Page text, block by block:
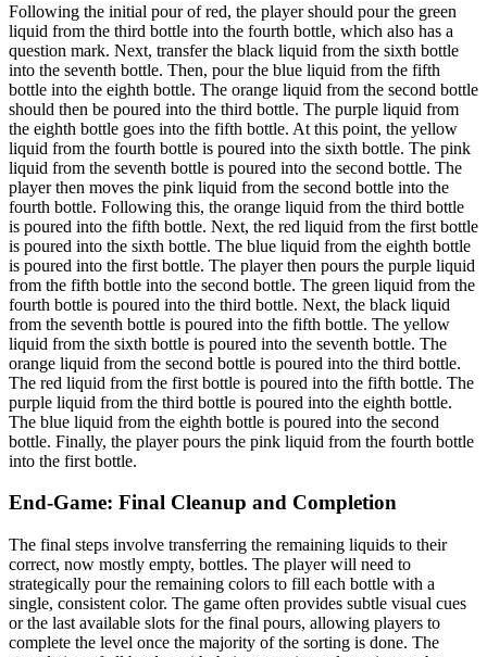
Following the initial pour of red, the player should pour the green
liquid from the third bottle into the fourth bottle, which also has a
question mark. Next, transfer the black liquid from the sixth bottle
into the seventh bottle. Then, pour the blue liquid from the fifth
bottle into the eighth bottle. The orange liquid from the second bottle
should then be poured into the third bottle. The purple liquid from
the eighth bottle goes into the fifth bottle. At this point, the yellow
liquid from the fourth bottle is poured into the sixth bottle. The pink
liquid from the seventh bottle is poured into the second bottle. The
player then moves the pink liquid from the second bottle into the
fourth bottle. Following this, the orange liquid from the third bottle
is poured into the fifth bottle. Next, the red liquid from the first bottle
is poured into the sixth bottle. The blue liquid from the eighth bottle
is poured into the first bottle. The player then pours the purple liquid
from the fifth bottle into the second bottle. The green liquid from the
fourth bottle is poured into the third bottle. Next, the black liquid
from the seventh bottle is poured into the fifth bottle. The yellow
liquid from the sixth bottle is poured into the seventh bottle. The
orange liquid from the second bottle is poured into the third bottle.
The red liquid from the first bottle is poured into the fifth bottle. The
purple liquid from the third bottle is poured into the eighth bottle.
The blue liquid from the eighth bottle is poured into the second
bottle. Finally, the player pours the pink liquid from the fourth bottle
into the first bottle.
End-Game: Final Cleanup and Completion
The final steps involve transferring the remaining liquids to their
correct, now mostly empty, bottles. The player will need to
strategically pour the remaining colors to fill each bottle with a
single, consistent color. The game often provides subtle visual cues
or the last available slots for the final pours, allowing players to
complete the level once the majority of the sorting is done. The